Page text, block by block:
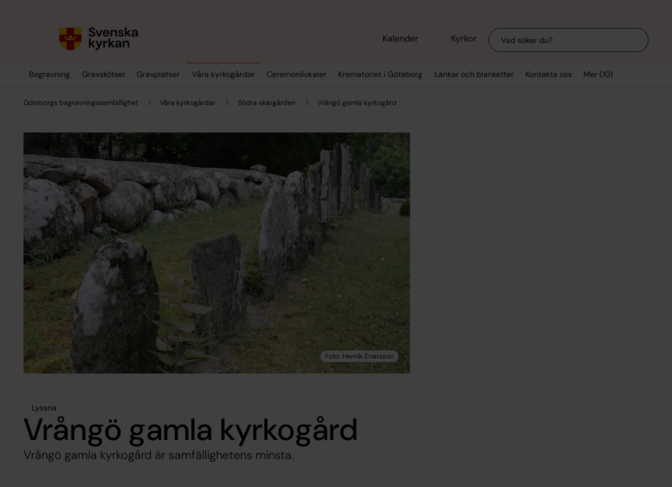
Kalender Kyrkor Sök
Begravning Gravskötsel Gravplatser Våra kyrkogårdar Ceremonilokaler Krematoriet i Göteborg Länkar och blanketter Kontakta oss Mer (10)
Göteborgs begravningssamfällighet Våra kyrkogårdar Södra skärgården Vrångö gamla kyrkogård
Lyssna
Vrångö gamla kyrkogård
Vrångö gamla kyrkogård är samfällighetens minsta.